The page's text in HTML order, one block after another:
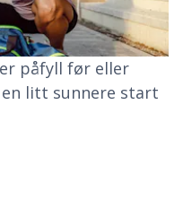
påfyll før eller
litt sunnere start